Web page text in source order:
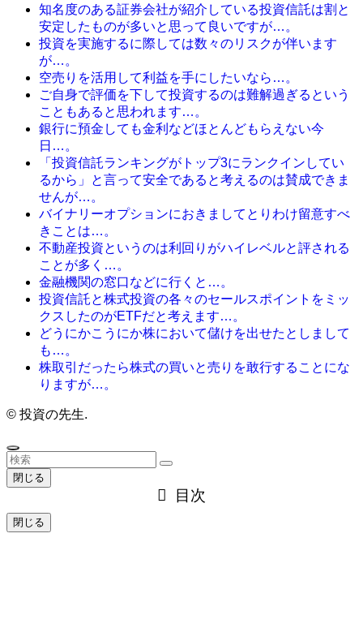
知名度のある証券会社が紹介している投資信託は割と
安定したものが多いと思って良いですが…。
投資を実施するに際しては数々のリスクが伴います
が…。
空売りを活用して利益を手にしたいなら…。
ご自身で評価を下して投資するのは難解過ぎるという
こともあると思われます…。
銀行に預金しても金利などほとんどもらえない今
日…。
「投資信託ランキングがトップ3にランクインしてい
るから」と言って安全であると考えるのは賛成できま
せんが…。
バイナリーオプションにおきましてとりわけ留意すべ
きことは…。
不動産投資というのは利回りがハイレベルと評される
ことが多く…。
金融機関の窓口などに行くと…。
投資信託と株式投資の各々のセールスポイントをミッ
クスしたのがETFだと考えます…。
どうにかこうにか株において儲けを出せたとしまして
も…。
株取引だったら株式の買いと売りを敢行することにな
りますが…。
© 投資の先生.
閉じる
目次
閉じる